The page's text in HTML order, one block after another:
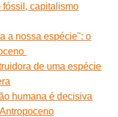
fóssil, capitalismo
a nossa espécie": o
de uma espécie
humana é decisiva